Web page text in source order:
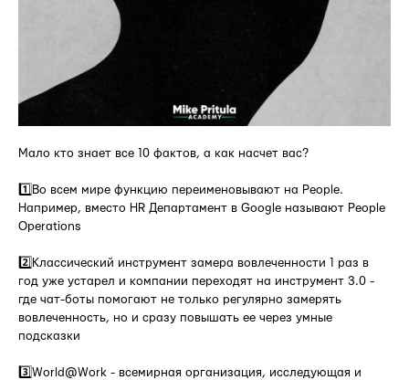
Мало кто знает все 10 фактов, а как насчет вас?
1️⃣Во всем мире функцию переименовывают на People.
Например, вместо HR Департамент в Google называют People
Operations
2️⃣Классический инструмент замера вовлеченности 1 раз в
год уже устарел и компании переходят на инструмент 3.0 -
где чат-боты помогают не только регулярно замерять
вовлеченность, но и сразу повышать ее через умные
подсказки
3️⃣World@Work - всемирная организация, исследующая и